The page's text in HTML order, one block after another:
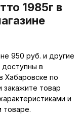
1985г в
950 руб. и другие
доступны в
Хабаровске по
товар
и
товаре.